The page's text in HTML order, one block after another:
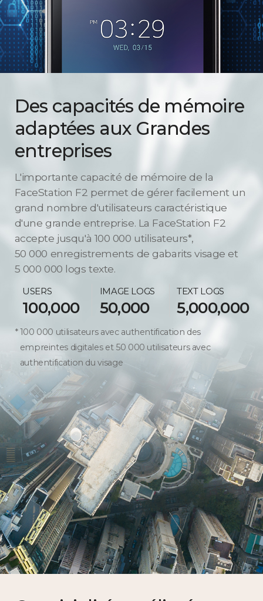
Des capacités de mémoire
adaptées aux Grandes
entreprises
L'importante capacité de mémoire de la
FaceStation F2 permet de gérer facilement un
grand nombre d'utilisateurs caractéristique
d'une grande entreprise. La FaceStation F2
accepte jusqu'à 100 000 utilisateurs*,
50 000 enregistrements de gabarits visage et
5 000 000 logs texte.
USERS
100,000
IMAGE LOGS
50,000
TEXT LOGS
5,000,000
100 000 utilisateurs avec authentification des
empreintes digitales et 50 000 utilisateurs avec
authentification du visage